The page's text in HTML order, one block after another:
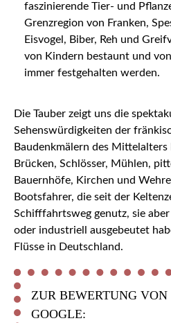
faszinierende Tier- und
Grenzregion von Franken,
Eisvogel, Biber, Reh und
von Kindern bestaunt und
immer festgehalten werden.
Die Tauber zeigt uns die
Sehenswürdigkeiten der
Baudenkmälern des
Brücken, Schlösser, Mühlen,
Bauernhöfe, Kirchen und
Bootsfahrer, die seit der
Schifffahrtsweg genutz, sie
oder industriell ausgebeutet
Flüsse in Deutschland.
ZUR BEWERTUNG
GOOGLE: